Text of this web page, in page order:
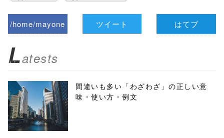
/home/mayone
biz.jp/public_ht
ml/wp-
content/themes
/tapbiz_theme/
ツイート はてブ
Latests
間違いも多い「わざわざ」の正しい意
味・使い方・例文